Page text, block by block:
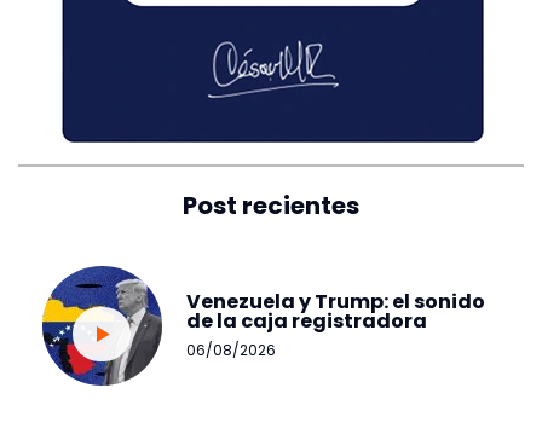
Post recientes
Venezuela y Trump: el sonido
de la caja registradora
06/08/2026